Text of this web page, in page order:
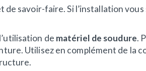
savoir-faire. Si l’installation
de matériel de soudure.
Utilisez en complément de la